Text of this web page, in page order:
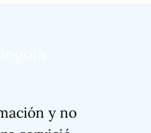
y no